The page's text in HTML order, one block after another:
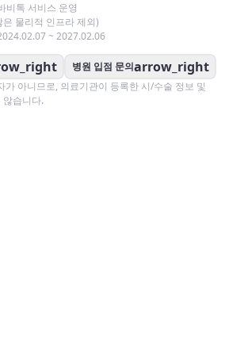
비톡 서비스 운영
물리적 인프라 제외)
~ 2027.02.06
병원 입점 문의arrow_right
가 아니므로, 의료기관이 등록한 시/수술 정보 및
않습니다.